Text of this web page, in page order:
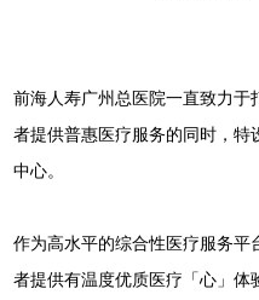
前海人寿广州总医院一直致力于
者提供普惠医疗服务的同时，
中心。
作为高水平的综合性医疗服务平
者提供有温度优质医疗「心」体